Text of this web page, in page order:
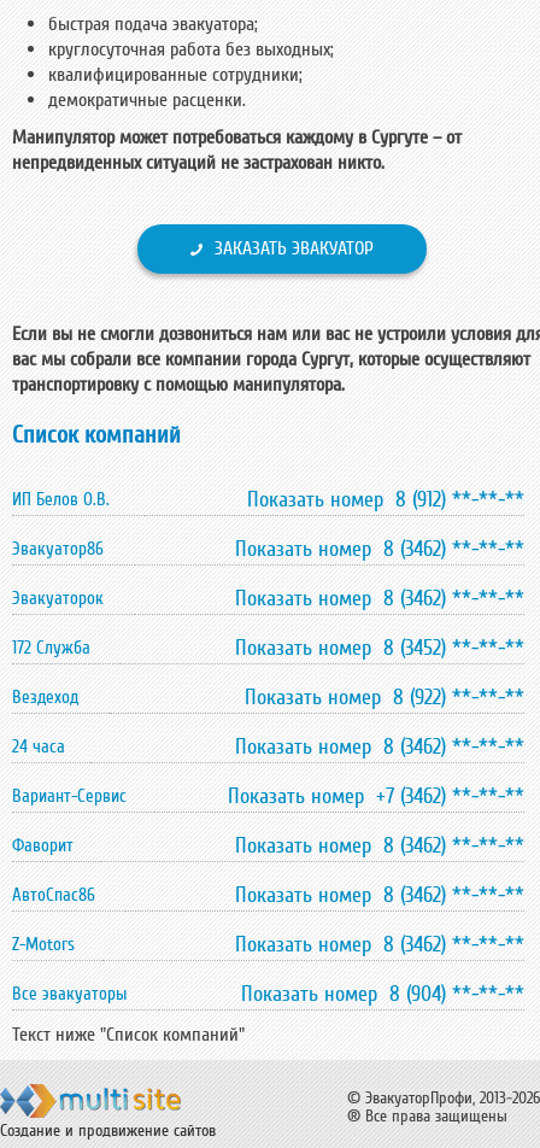
быстрая подача эвакуатора;
круглосуточная работа без выходных;
квалифицированные сотрудники;
демократичные расценки.
Манипулятор может потребоваться каждому в Сургуте – от
непредвиденных ситуаций не застрахован никто.
ЗАКАЗАТЬ ЭВАКУАТОР
Если вы не смогли дозвониться нам или вас не устроили условия
вас мы собрали все компании города Сургут, которые осуществляют
транспортировку с помощью манипулятора.
Список компаний
ИП Белов О.В. Показать номер 8 (912) **-**-**
Эвакуатор86 Показать номер 8 (3462) **-**-**
Эвакуаторок Показать номер 8 (3462) **-**-**
172 Служба Показать номер 8 (3452) **-**-**
Вездеход Показать номер 8 (922) **-**-**
24 часа Показать номер 8 (3462) **-**-**
Вариант-Сервис Показать номер +7 (3462) **-**-**
Фаворит Показать номер 8 (3462) **-**-**
АвтоСпас86 Показать номер 8 (3462) **-**-**
Z-Motors Показать номер 8 (3462) **-**-**
Все эвакуаторы Показать номер 8 (904) **-**-**
Текст ниже "Список компаний"
Создание и продвижение сайтов
© ЭвакуаторПрофи, 2013-2026
® Все права защищены